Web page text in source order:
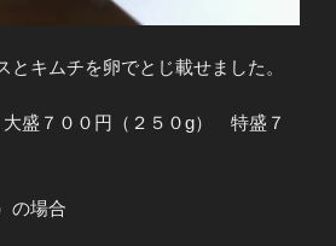
とキムチを卵でとじ載せました。
盛７００円（２５０g） 特盛７
の場合